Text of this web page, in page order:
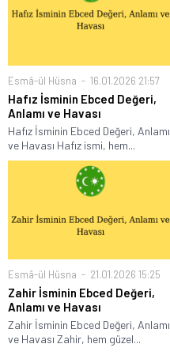
Esmâ-ül Hüsna 16.01.2026 21:57
Hafız İsminin Ebced Değeri,
Anlamı ve Havası
Hafız İsminin Ebced Değeri, Anlamı
ve Havası Hafız ismi, hem...
Esmâ-ül Hüsna 21.01.2026 15:25
Zahir İsminin Ebced Değeri,
Anlamı ve Havası
Zahir İsminin Ebced Değeri, Anlamı
ve Havası Zahir, hem güzel...